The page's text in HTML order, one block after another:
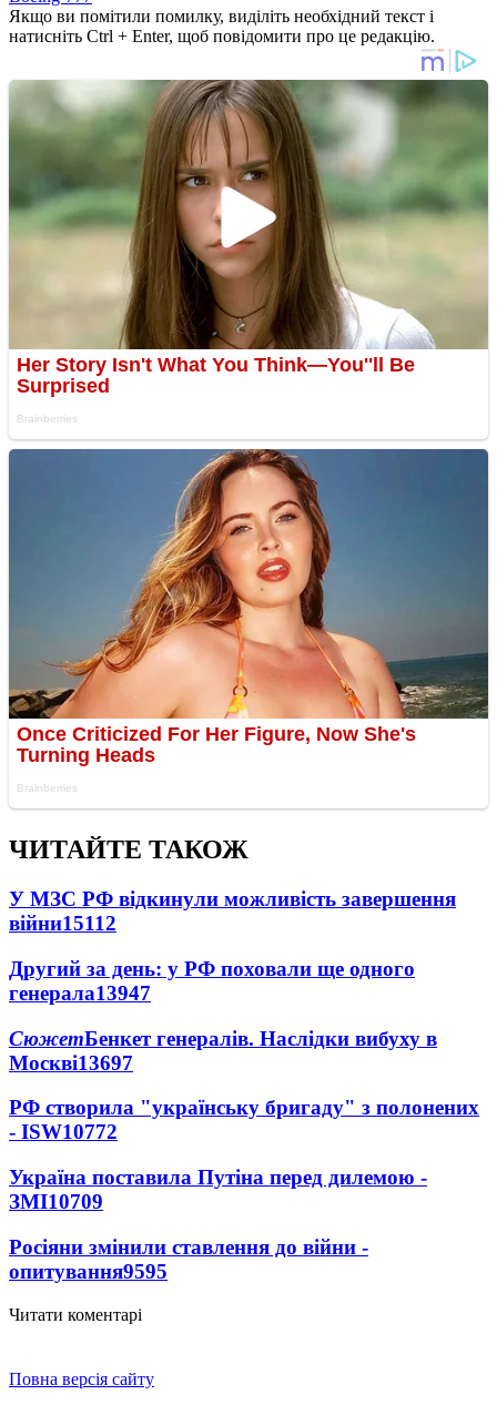
Якщо ви помітили помилку, виділіть необхідний текст і
натисніть Ctrl + Enter, щоб повідомити про це редакцію.
ЧИТАЙТЕ ТАКОЖ
У МЗС РФ відкинули можливість завершення
війни15112
Другий за день: у РФ поховали ще одного
генерала13947
СюжетБенкет генералів. Наслідки вибуху в
Москві13697
РФ створила "українську бригаду" з полонених
- ISW10772
Україна поставила Путіна перед дилемою -
ЗМІ10709
Росіяни змінили ставлення до війни -
опитування9595
Читати коментарі
Повна версія сайту